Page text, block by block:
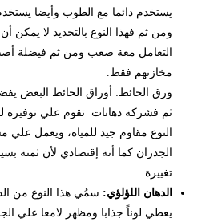
يستخدم دائما مع الطوب وأيضا
ومن ثم فهذا النوع بالتحديد لا يمكن
التعامل معة صعب ومن ثم فيضلة
مخازنهم فقط.
ورق الحائط: أوراق الحائط البعض
ثم فشركة دهانات تقوم علي توفيرة
النوع مقاوم جيد للمياه، ويعمل علي
الجدران كما أنة إقتصادي لأن ثمنة
تغييرة.
الدهان اللؤلؤي: سمُي هذا النوع من
يعطي لوناً جذابا ومظهر لامعا علي